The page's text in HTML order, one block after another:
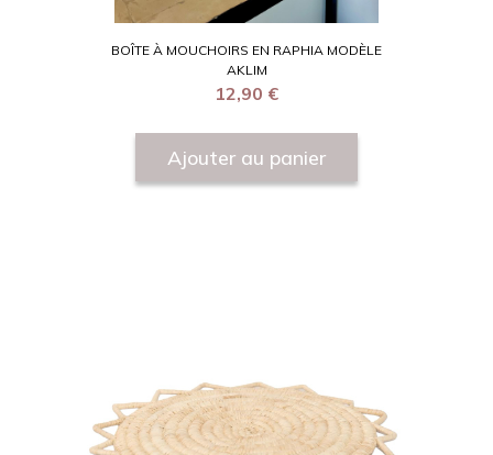
BOÎTE À MOUCHOIRS EN RAPHIA MODÈLE
AKLIM
12,90 €
Ajouter au panier